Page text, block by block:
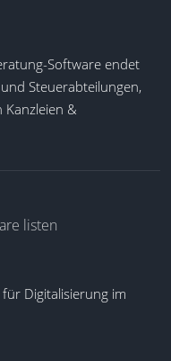
Software endet
Steuerabteilungen,
Kanzleien &
listen
Digitalisierung im